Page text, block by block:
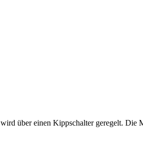
über einen Kippschalter geregelt. Die